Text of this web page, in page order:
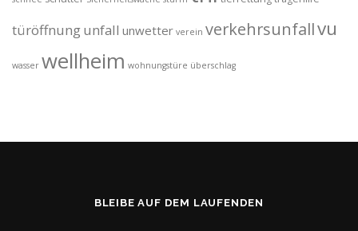
türöffnungunfall unwetter verein verkehrsunfallvu
wasser wellheim wohnungstüre überschlag
BLEIBE AUF DEM LAUFENDEN